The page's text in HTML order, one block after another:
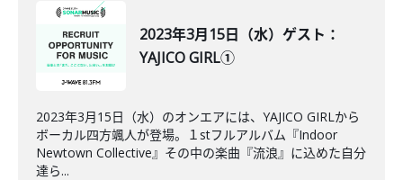
2023年3月15日（水）ゲスト：
YAJICO GIRL①
2023年3月15日（水）のオンエアには、YAJICO GIRLから
ボーカル四方颯人が登場。１stフルアルバム『Indoor
Newtown Collective』その中の楽曲『流浪』に込めた自分
達ら...